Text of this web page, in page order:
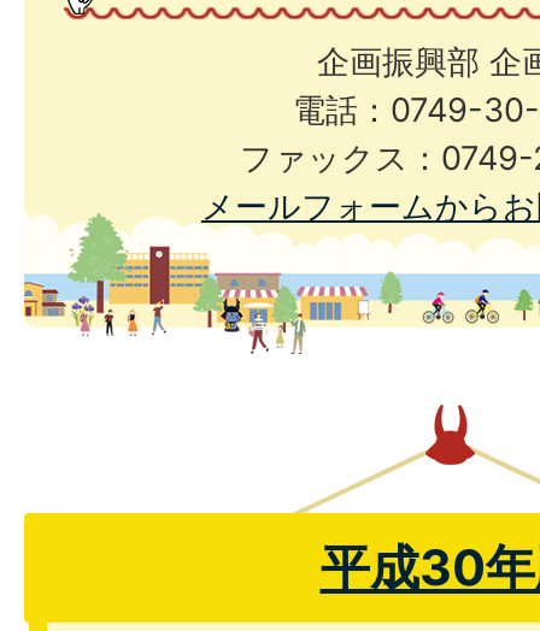
企画振興部 企
電話：0749-
ファックス：
メールフォームから
平成30